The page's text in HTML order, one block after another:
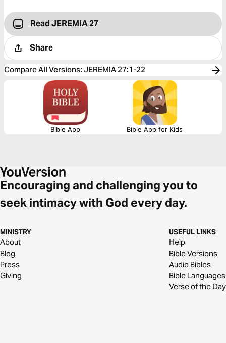
Read JEREMIA 27
Share
Compare All Versions: JEREMIA 27:1-22
Bible App Bible App for Kids
Encouraging and challenging you to
seek intimacy with God every day.
MINISTRY
About
Blog
Press
Giving
USEFUL LINKS
Help
Bible Versions
Audio Bibles
Bible Languages
Verse of the Day